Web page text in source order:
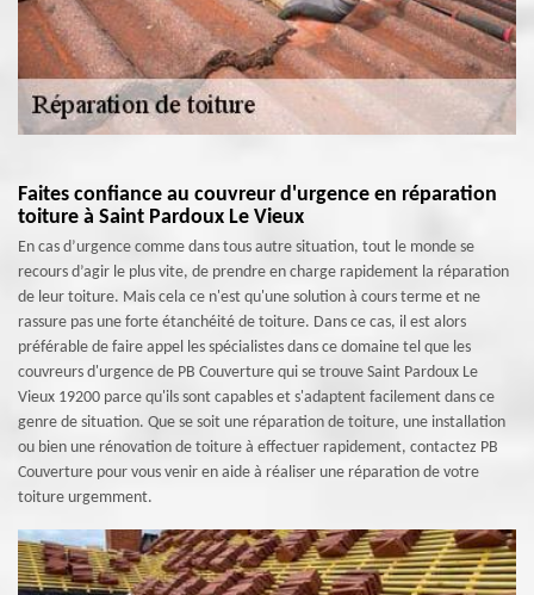
Faites confiance au couvreur d'urgence en réparation
toiture à Saint Pardoux Le Vieux
En cas d’urgence comme dans tous autre situation, tout le monde se
recours d’agir le plus vite, de prendre en charge rapidement la réparation
de leur toiture. Mais cela ce n'est qu'une solution à cours terme et ne
rassure pas une forte étanchéité de toiture. Dans ce cas, il est alors
préférable de faire appel les spécialistes dans ce domaine tel que les
couvreurs d'urgence de PB Couverture qui se trouve Saint Pardoux Le
Vieux 19200 parce qu'ils sont capables et s'adaptent facilement dans ce
genre de situation. Que se soit une réparation de toiture, une installation
ou bien une rénovation de toiture à effectuer rapidement, contactez PB
Couverture pour vous venir en aide à réaliser une réparation de votre
toiture urgemment.